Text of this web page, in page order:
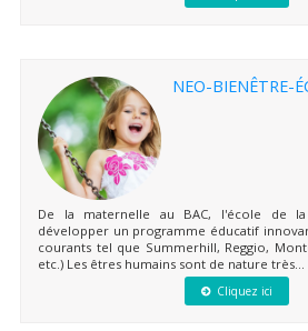
NEO-BIENÊTRE-
De la maternelle au BAC, l'école de
développer un programme éducatif
courants tel que Summerhill, Reggio,
etc.) Les êtres humains sont de nature très...
Cliquez ici